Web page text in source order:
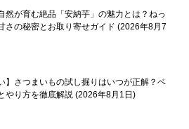
然が育む絶品「安納芋」の魅力とは？ねっ
さの秘密とお取り寄せガイド 2026年8月7
】さつまいもの試し掘りはいつが正解？ベ
やり方を徹底解説 2026年8月1日